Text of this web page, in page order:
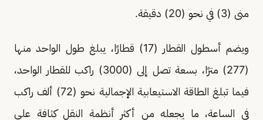
منى (3) في نحو (20) دقيقة.
ويضم أسطول القطار (17) قطارًا، يبلغ طول الواحد منها
(277) مترًا، بسعة تصل إلى (3000) راكب للقطار الواحد،
فيما تبلغ الطاقة الاستيعابية الإجمالية نحو (72) ألف راكب
في الساعة، ما يجعله من أكثر أنظمة النقل كثافة على